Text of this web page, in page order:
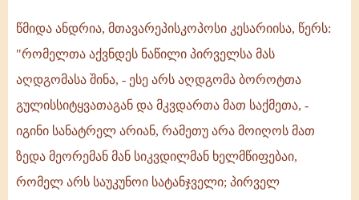
წმიდა ანდრია, მთავარეპისკოპოსი კესარიისა, წერს:
"რომელთა აქვნდეს ნაწილი პირველსა მას
აღდგომასა შინა, - ესე არს აღდგომა ბოროტთა
გულისსიტყვათაგან და მკვდართა მათ საქმეთა, -
იგინი სანატრელ არიან, რამეთუ არა მოიღოს მათ
ზედა მეორემან მან სიკვდილმან ხელმწიფებაი,
რომელ არს საუკუნოი სატანჯველი; პირველ